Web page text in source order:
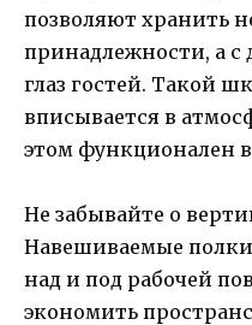
позволяют хранить
принадлежности, а с
глаз гостей. Такой
вписывается в
этом функционален
Не забывайте о
Навешиваемые
над и под рабочей
экономить